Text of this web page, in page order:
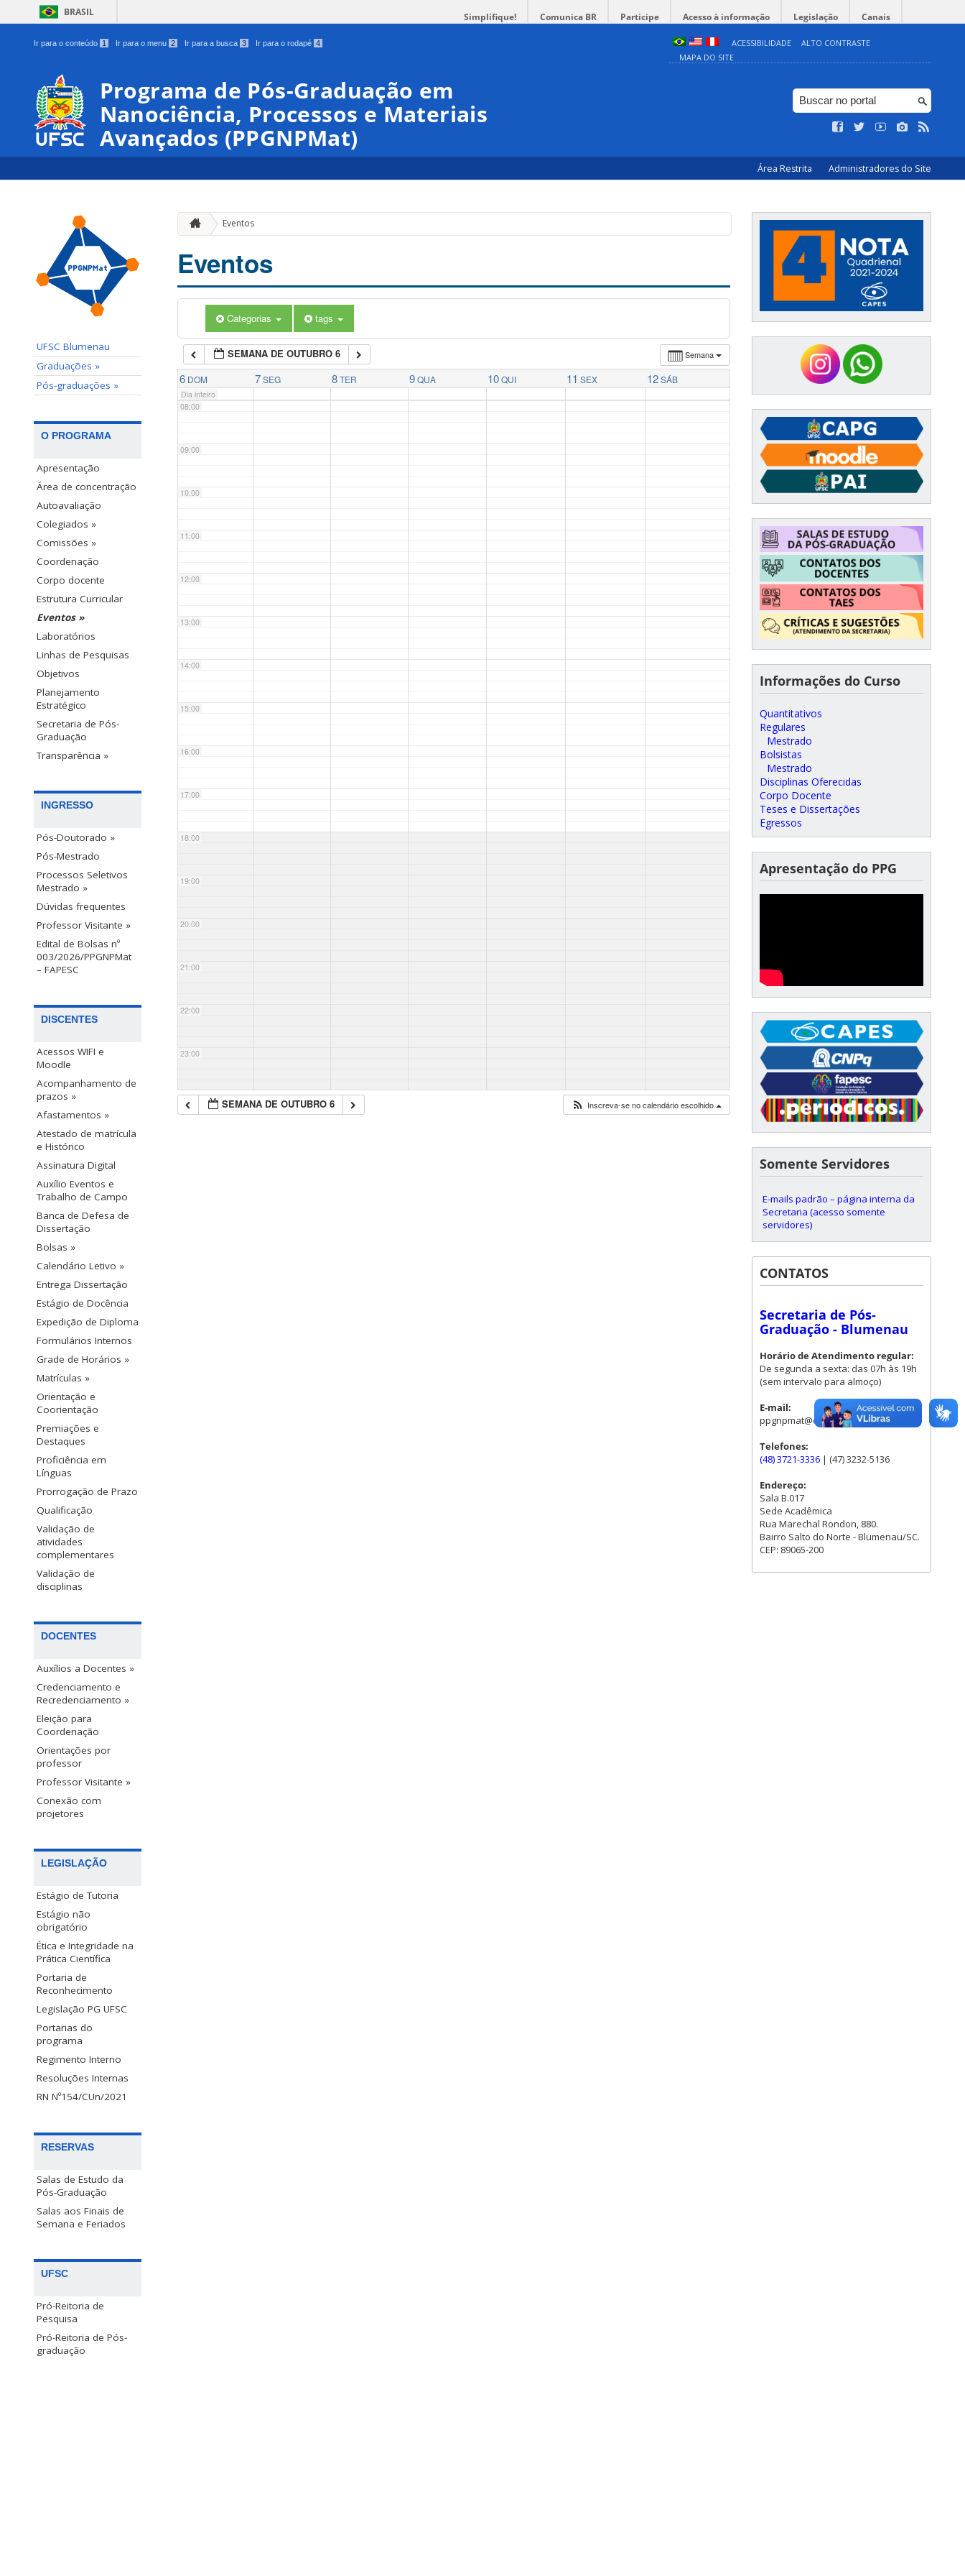
BRASIL Simplifique! Comunica BR Participe Acesso à informação Legislação Canais
Ir para o conteúdo 1 Ir para o menu 2 Ir para a busca 3 Ir para o rodapé 4 ACESSIBILIDADE
ALTO CONTRASTE
MAPA DO SITE
Programa de Pós-Graduação em
Nanociência, Processos e Materiais
Avançados (PPGNPMat)
Área Restrita Administradores do Site
UFSC Blumenau
Graduações »
Pós-graduações »
O PROGRAMA
Apresentação
Área de concentração
Autoavaliação
Colegiados »
Comissões »
Coordenação
Corpo docente
Estrutura Curricular
Eventos »
Laboratórios
Linhas de Pesquisas
Objetivos
Planejamento
Estratégico
Secretaria de Pós-
Graduação
Transparência »
INGRESSO
Pós-Doutorado »
Pós-Mestrado
Processos Seletivos
Mestrado »
Dúvidas frequentes
Professor Visitante »
Edital de Bolsas nº
003/2026/PPGNPMat
– FAPESC
DISCENTES
Acessos WIFI e
Moodle
Acompanhamento de
prazos »
Afastamentos »
Atestado de matrícula
e Histórico
Assinatura Digital
Auxílio Eventos e
Trabalho de Campo
Banca de Defesa de
Dissertação
Bolsas »
Calendário Letivo »
Entrega Dissertação
Estágio de Docência
Expedição de Diploma
Formulários Internos
Grade de Horários »
Matrículas »
Orientação e
Coorientação
Premiações e
Destaques
Proficiência em
Línguas
Prorrogação de Prazo
Qualificação
Validação de
atividades
complementares
Validação de
disciplinas
DOCENTES
Auxílios a Docentes »
Credenciamento e
Recredenciamento »
Eleição para
Coordenação
Orientações por
professor
Professor Visitante »
Conexão com
projetores
LEGISLAÇÃO
Estágio de Tutoria
Estágio não
obrigatório
Ética e Integridade na
Prática Científica
Portaria de
Reconhecimento
Legislação PG UFSC
Portarias do
programa
Regimento Interno
Resoluções Internas
RN Nº154/CUn/2021
RESERVAS
Salas de Estudo da
Pós-Graduação
Salas aos Finais de
Semana e Feriados
UFSC
Pró-Reitoria de
Pesquisa
Pró-Reitoria de Pós-
graduação
Eventos
Eventos
Categorias tags
Semana
SEMANA DE OUTUBRO 6
6 DOM 7 SEG 8 TER 9 QUA 10 QUI 11 SEX 12 SÁB
Dia inteiro
01:00
02:00
04:00
07:00
08:00
09:00
10:00
11:00
12:00
13:00
14:00
15:00
16:00
17:00
18:00
19:00
20:00
21:00
22:00
23:00
SEMANA DE OUTUBRO 6 Inscreva-se no calendário escolhido
Informações do Curso
Quantitativos
Regulares
Mestrado
Bolsistas
Mestrado
Disciplinas Oferecidas
Corpo Docente
Teses e Dissertações
Egressos
Apresentação do PPG
Somente Servidores
E-mails padrão – página interna da
Secretaria (acesso somente
servidores)
CONTATOS
Secretaria de Pós-
Graduação - Blumenau
Horário de Atendimento regular:
De segunda a sexta: das 07h às 19h
(sem intervalo para almoço)
E-mail:
ppgnpmat@contato.ufsc.br
Telefones:
(48) 3721-3336 | (47) 3232-5136
Endereço:
Sala B.017
Sede Acadêmica
Rua Marechal Rondon, 880.
Bairro Salto do Norte - Blumenau/SC.
CEP: 89065-200